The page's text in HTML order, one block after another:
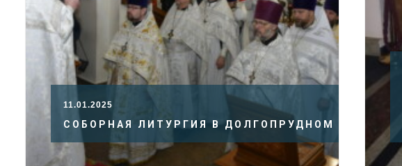
11.01.2025
СОБОРНАЯ ЛИТУРГИЯ В ДОЛГОПРУДНОМ